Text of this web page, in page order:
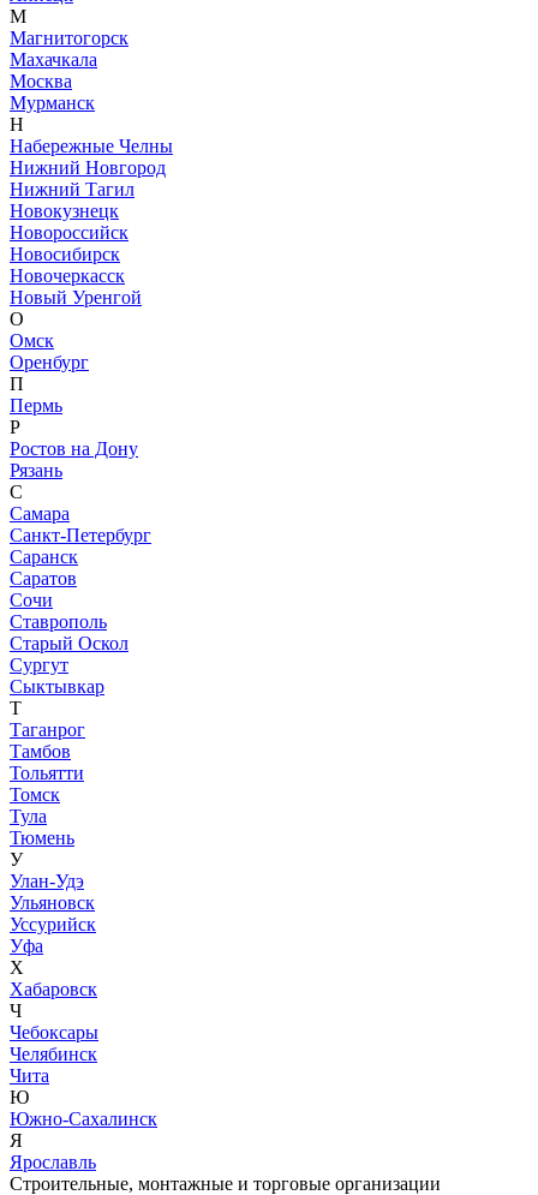
М
Магнитогорск
Махачкала
Москва
Мурманск
Н
Набережные Челны
Нижний Новгород
Нижний Тагил
Новокузнецк
Новороссийск
Новосибирск
Новочеркасск
Новый Уренгой
О
Омск
Оренбург
П
Пермь
Р
Ростов на Дону
Рязань
С
Самара
Санкт-Петербург
Саранск
Саратов
Сочи
Ставрополь
Старый Оскол
Сургут
Сыктывкар
Т
Таганрог
Тамбов
Тольятти
Томск
Тула
Тюмень
У
Улан-Удэ
Ульяновск
Уссурийск
Уфа
Х
Хабаровск
Ч
Чебоксары
Челябинск
Чита
Ю
Южно-Сахалинск
Я
Ярославль
Строительные, монтажные и торговые организации